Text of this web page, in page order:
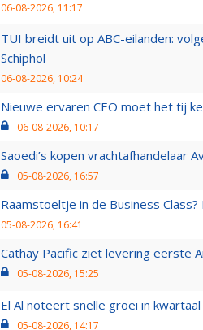
06-08-2026, 11:17
TUI breidt uit op ABC-eilanden:
Schiphol
06-08-2026, 10:24
Nieuwe ervaren CEO moet het tij
06-08-2026, 10:17
Saoedi’s kopen vrachtafhandelaar
05-08-2026, 16:57
Raamstoeltje in de Business
05-08-2026, 16:41
Cathay Pacific ziet levering eerste
05-08-2026, 15:25
El Al noteert snelle groei in
05-08-2026, 14:17